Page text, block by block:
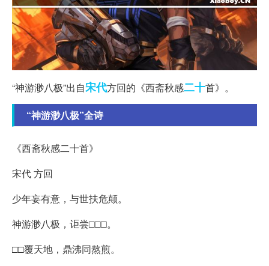
“神游渺八极”出自宋代方回的《西斋秋感二十首》。
“神游渺八极”全诗
《西斋秋感二十首》
宋代 方回
少年妄有意，与世扶危颠。
神游渺八极，讵尝□□□。
□□覆天地，鼎沸同熬煎。